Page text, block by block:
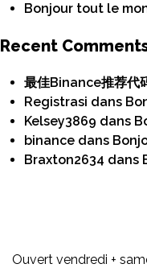
Bonjour tout le
Recent
最佳Binance推荐代
Registrasi dans
Kelsey3869 dans
binance dans
Braxton2634 dans
Ouvert vendredi +